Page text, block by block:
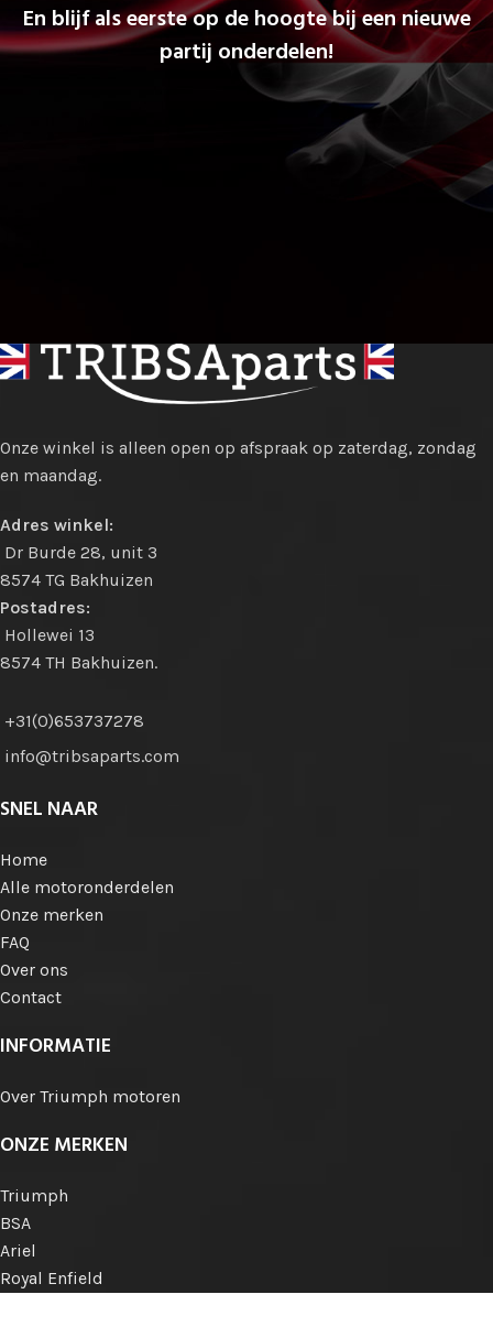
En blijf als eerste op de hoogte bij een nieuwe
partij onderdelen!
Onze winkel is alleen open op afspraak op zaterdag, zondag
en maandag.
Adres winkel:
Dr Burde 28, unit 3
8574 TG Bakhuizen
Postadres:
Hollewei 13
8574 TH Bakhuizen.
+31(0)653737278
info@tribsaparts.com
SNEL NAAR
Home
Alle motoronderdelen
Onze merken
FAQ
Over ons
Contact
INFORMATIE
Over Triumph motoren
ONZE MERKEN
Triumph
BSA
Ariel
Royal Enfield